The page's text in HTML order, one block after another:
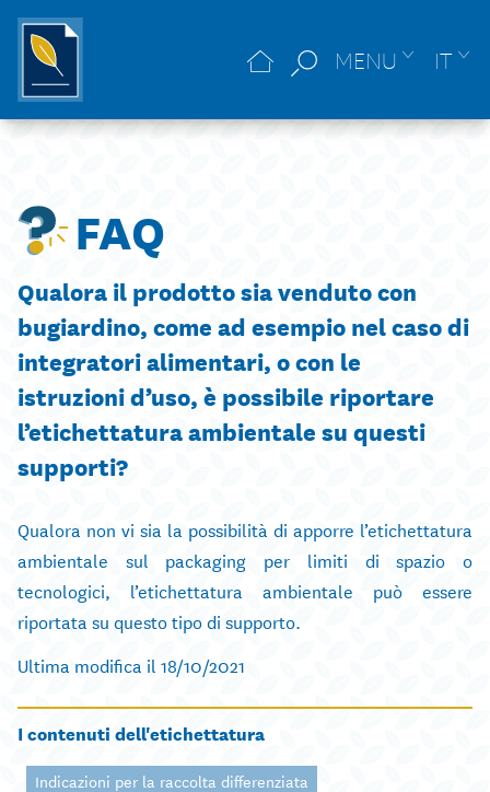
MENU IT
FAQ
Qualora il prodotto sia venduto con
bugiardino, come ad esempio nel caso di
integratori alimentari, o con le
istruzioni d’uso, è possibile riportare
l’etichettatura ambientale su questi
supporti?
Qualora non vi sia la possibilità di apporre l’etichettatura
ambientale sul packaging per limiti di spazio o
tecnologici, l’etichettatura ambientale può essere
riportata su questo tipo di supporto.
Ultima modifica il 18/10/2021
I contenuti dell'etichettatura
Indicazioni per la raccolta differenziata